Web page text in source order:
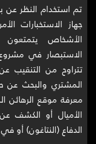
تم استخدام النظر
جهاز الاستخبارات
الأشخاص
الاستبصار في
تتراوح من التنقيب
المشتري والبحث
معرفة موقع الرهائن
الأميال أو الكشف
الدفاع (النتاغون) أو